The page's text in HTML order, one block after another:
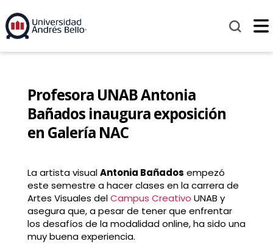
Profesora UNAB Antonia
Bañados inaugura exposición
en Galería NAC
La artista visualAntonia Bañados empezó
este semestre a hacer clases en la carrera de
Artes Visuales delCampus Creativo UNAB y
asegura que, a pesar de tener que enfrentar
los desafíos de la modalidad online, ha sido una
muy buena experiencia.